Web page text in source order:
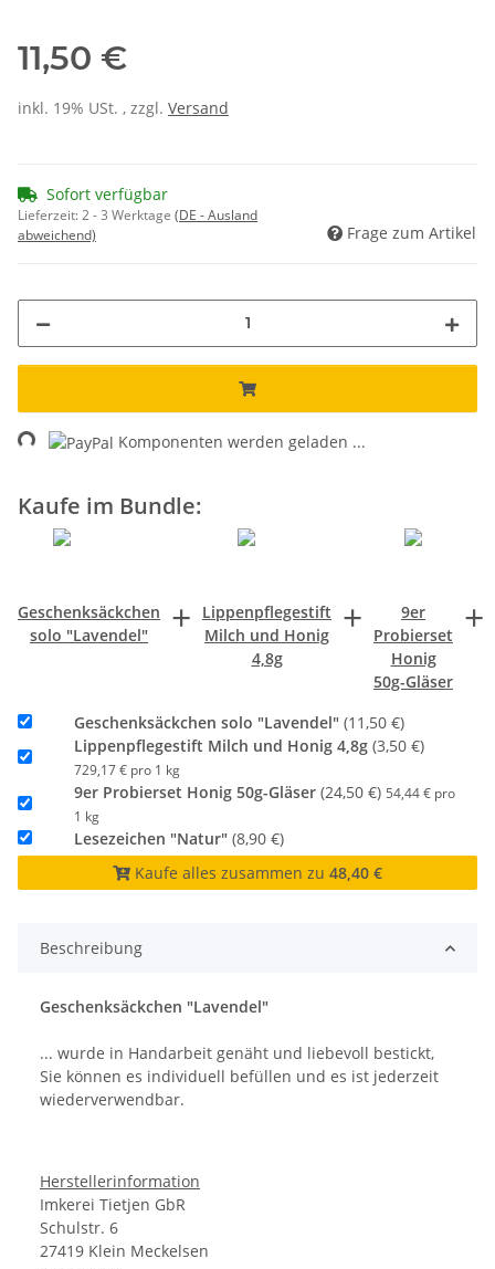
11,50 €
inkl. 19% USt. , zzgl. Versand
Sofort verfügbar
Lieferzeit:2 - 3 Werktage (DE - Ausland
abweichend)
Frage zum Artikel
Komponenten werden geladen ...
Kaufe im Bundle:
Geschenksäckchen
solo "Lavendel"
+
Lippenpflegestift
Milch und Honig
4,8g
+
9er
Probierset
Honig
50g-Gläser
+
Geschenksäckchen solo "Lavendel"(11,50 €)
Lippenpflegestift Milch und Honig 4,8g(3,50 €)
729,17 € pro 1 kg
9er Probierset Honig 50g-Gläser(24,50 €) 54,44 € pro
1 kg
Lesezeichen "Natur"(8,90 €)
Kaufe alles zusammen zu 48,40 €
Beschreibung
Geschenksäckchen "Lavendel"
... wurde in Handarbeit genäht und liebevoll bestickt,
Sie können es individuell befüllen und es ist jederzeit
wiederverwendbar.
Herstellerinformation
Imkerei Tietjen GbR
Schulstr. 6
27419 Klein Meckelsen